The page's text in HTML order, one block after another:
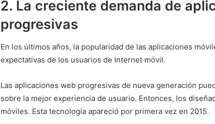
2. La creciente demanda de
progresivas
En los últimos años, la popularidad de las aplicaciones
expectativas de los usuarios de Internet móvil.
Las aplicaciones web progresivas de nueva generación
sobre la mejor experiencia de usuario. Entonces, los
móviles. Esta tecnología apareció por primera vez en 2015.